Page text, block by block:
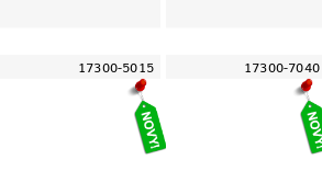
17300-5015 17300-7040